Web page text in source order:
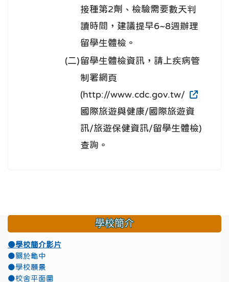
接種第2劑、檢驗需要數天判
讀時間，建議提早6~8週辦理
留學生體檢。
(二)留學生體檢資訊，請上疾病管
制署網頁
(http://www.cdc.gov.tw/
國際旅遊與健康/國際旅遊資
訊/旅遊保健資訊/留學生體檢)
查詢。
學校簡介
●學校簡介影片
●關於龜中
●學校願景
●校舍平面圖